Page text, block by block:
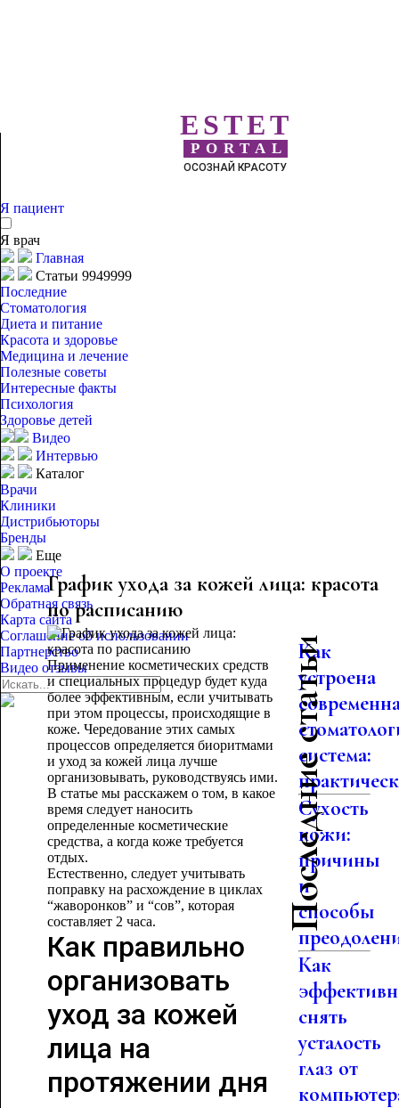
ESTET
PORTAL
ОСОЗНАЙ КРАСОТУ
Я пациент
Я врач
Главная
Статьи 9949999
Последние
Стоматология
Диета и питание
Красота и здоровье
Медицина и лечение
Полезные советы
Интересные факты
Психология
Здоровье детей
Видео
Интервью
Каталог
Врачи
Клиники
Дистрибьюторы
Бренды
Еще
О проекте
Реклама
Обратная связь
Карта сайта
Соглашение об использовании
Партнерство
Видео отзывы
График ухода за кожей лица: красота
по расписанию
Применение косметических средств
и специальных процедур будет куда
более эффективным, если учитывать
при этом процессы, происходящие в
коже. Чередование этих самых
процессов определяется биоритмами
и уход за кожей лица лучше
организовывать, руководствуясь ими.
В статье мы расскажем о том, в какое
время следует наносить
определенные косметические
средства, а когда коже требуется
отдых.
Естественно, следует учитывать
поправку на расхождение в циклах
“жаворонков” и “сов”, которая
составляет 2 часа.
Как правильно
организовать
уход за кожей
лица на
протяжении дня
Последние статьи
Как
устроена
система:
Сухость
кожи:
причины
и
способы
Как
снять
усталость
глаз от